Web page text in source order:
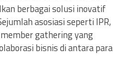
berbagai solusi inovatif
asosiasi seperti IPR,
gathering yang
bisnis di antara para